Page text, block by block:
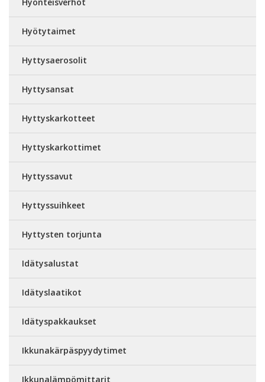
Hyötytaimet
Hyttysaerosolit
Hyttysansat
Hyttyskarkotteet
Hyttyskarkottimet
Hyttyssavut
Hyttyssuihkeet
Hyttysten torjunta
Idätysalustat
Idätyslaatikot
Idätyspakkaukset
Ikkunakärpäspyydytimet
Ikkunalämpömittarit